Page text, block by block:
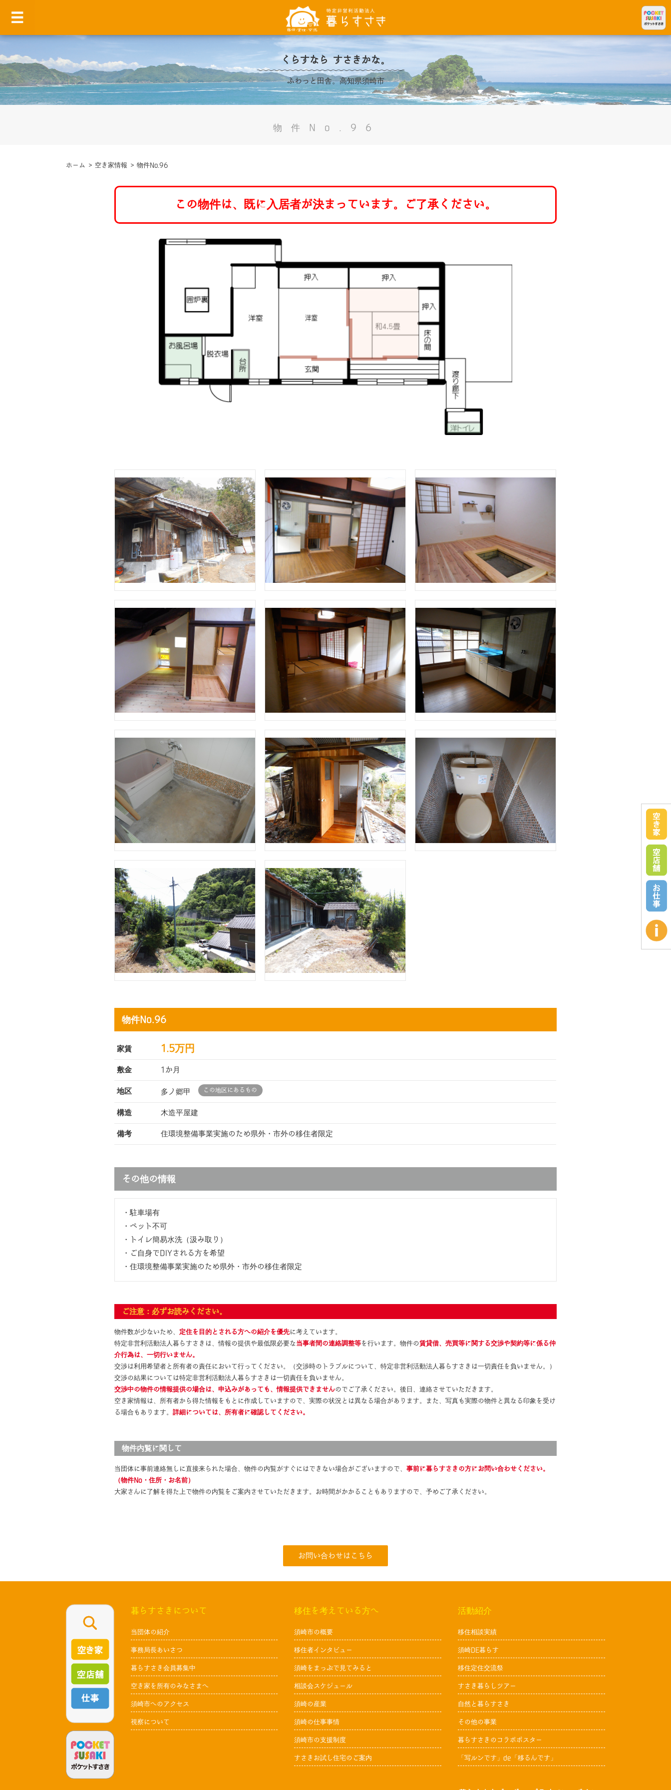
くらすなら すさきかな。
ふわっと田舎。高知県須崎市
物件No.96
ホーム > 空き家情報 > 物件No.96
この物件は、既に入居者が決まっています。ご了承ください。
物件No.96
家賃 1.5万円
敷金 1か月
地区 多ノ郷甲 この地区にあるもの
構造 木造平屋建
備考 住環境整備事業実施のため県外・市外の移住者限定
その他の情報
・駐車場有
・ペット不可
・トイレ簡易水洗（汲み取り）
・ご自身でDIYされる方を希望
・住環境整備事業実施のため県外・市外の移住者限定
ご注意：必ずお読みください。
物件数が少ないため、 定住を目的とされる方への紹介を優先に考えています。
特定非営利活動法人暮らすさきは、情報の提供や最低限必要な当事者間の連絡調整等を行います。物件の賃貸借、売買等に関する交渉や契約等に係る仲
介行為は、一切行いません。
交渉は利用希望者と所有者の責任において行ってください。（交渉時のトラブルについて、特定非営利活動法人暮らすさきは一切責任を負いません。）
交渉の結果については特定非営利活動法人暮らすさきは一切責任を負いません。
交渉中の物件の情報提供の場合は、申込みがあっても、情報提供できませんのでご了承ください。後日、連絡させていただきます。
空き家情報は、所有者から得た情報をもとに作成していますので、実際の状況とは異なる場合があります。また、写真も実際の物件と異なる印象を受け
る場合もあります。詳細については、所有者に確認してください。
物件内覧に関して
当団体に事前連絡無しに直接来られた場合、物件の内覧がすぐにはできない場合がございますので、事前に暮らすさきの方にお問い合わせください。
（物件No・住所・お名前）
大家さんに了解を得た上で物件の内覧をご案内させていただきます。お時間がかかることもありますので、予めご了承ください。
お問い合わせはこちら
暮らすさきについて
当団体の紹介
事務局長あいさつ
暮らすさき会員募集中
空き家を所有のみなさまへ
須崎市へのアクセス
視察について
移住を考えている方へ
須崎市の概要
移住者インタビュー
須崎をまっぷで見てみると
相談会スケジュール
須崎の産業
須崎の仕事事情
須崎市の支援制度
すさきお試し住宅のご案内
活動紹介
移住相談実績
須崎DE暮らす
移住定住交流祭
すさき暮らしツアー
自然と暮らすさき
その他の事業
暮らすさきのコラボポスター
「写ルンです」de「移るんです」